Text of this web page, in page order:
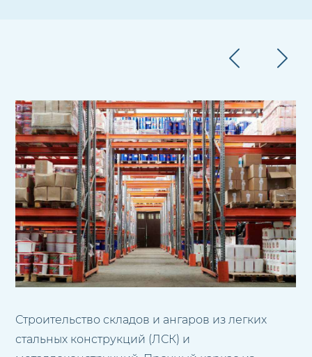
Строительство складов и ангаров из легких
стальных конструкций (ЛСК) и